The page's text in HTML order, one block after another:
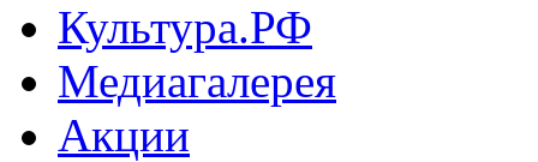
Культура.РФ
Медиагалерея
Акции